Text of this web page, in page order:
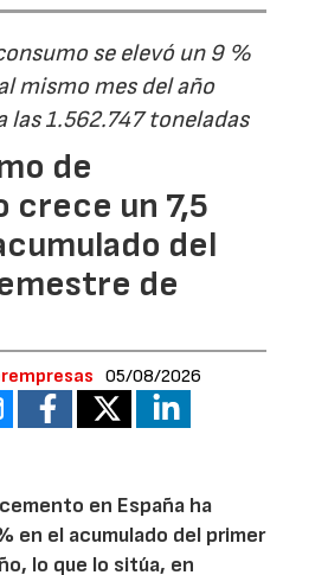
se elevó un 9 %
mismo mes del año
las 1.562.747 toneladas
de
crece un 7,5
del
de
05/08/2026
en España ha
en el acumulado del primer
lo que lo sitúa, en